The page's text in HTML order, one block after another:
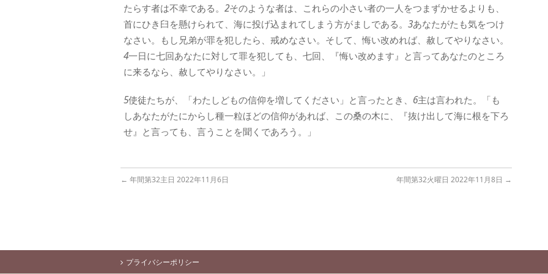
たらす者は不幸である。 2そのような者は、これらの小さい者の一人をつまずかせるよりも、
首にひき臼を懸けられて、海に投げ込まれてしまう方がましである。 3あなたがたも気をつけ
なさい。もし兄弟が罪を犯したら、戒めなさい。そして、悔い改めれば、赦してやりなさい。
4一日に七回あなたに対して罪を犯しても、七回、『悔い改めます』と言ってあなたのところ
に来るなら、赦してやりなさい。」
5使徒たちが、「わたしどもの信仰を増してください」と言ったとき、 6主は言われた。「も
しあなたがたにからし種一粒ほどの信仰があれば、この桑の木に、『抜け出して海に根を下ろ
せ』と言っても、言うことを聞くであろう。」
← 年間第32主日 2022年11月6日 年間第32火曜日 2022年11月8日 →
プライバシーポリシー